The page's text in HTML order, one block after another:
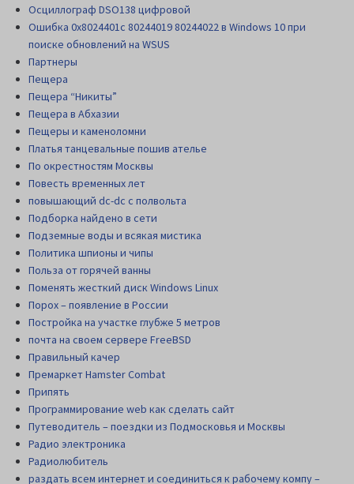
Осциллограф DSO138 цифровой
Ошибка 0x8024401c 80244019 80244022 в Windows 10 при
поиске обновлений на WSUS
Партнеры
Пещера
Пещера “Никиты”
Пещера в Абхазии
Пещеры и каменоломни
Платья танцевальные пошив ателье
По окрестностям Москвы
Повесть временных лет
повышающий dc-dc с полвольта
Подборка найдено в сети
Подземные воды и всякая мистика
Политика шпионы и чипы
Польза от горячей ванны
Поменять жесткий диск Windows Linux
Порох – появление в России
Постройка на участке глубже 5 метров
почта на своем сервере FreeBSD
Правильный качер
Премаркет Hamster Combat
Припять
Программирование web как сделать сайт
Путеводитель – поездки из Подмосковья и Москвы
Радио электроника
Радиолюбитель
раздать всем интернет и соединиться к рабочему компу –